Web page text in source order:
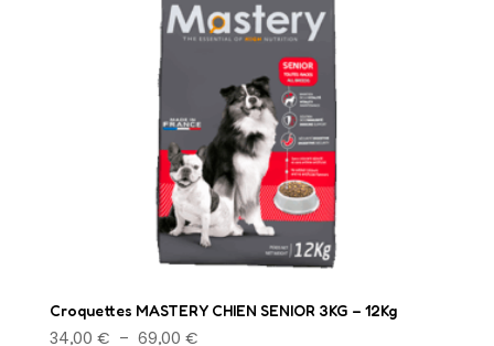
Croquettes MASTERY CHIEN SENIOR 3KG – 12Kg
34,00 € – 69,00 €Plage